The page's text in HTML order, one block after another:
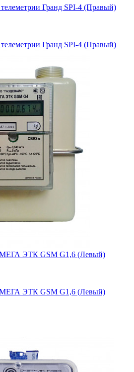
телеметрии Гранд SPI-4 (Правый)
телеметрии Гранд SPI-4 (Правый)
ЭТК GSM G1,6 (Левый)
ЭТК GSM G1,6 (Левый)